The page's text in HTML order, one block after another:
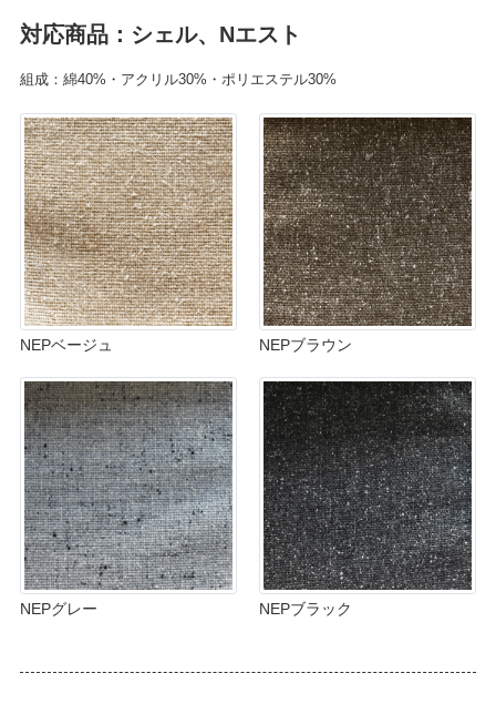
対応商品：シェル、Nエスト
組成：綿40%・アクリル30%・ポリエステル30%
NEPベージュ NEPブラウン
NEPグレー NEPブラック